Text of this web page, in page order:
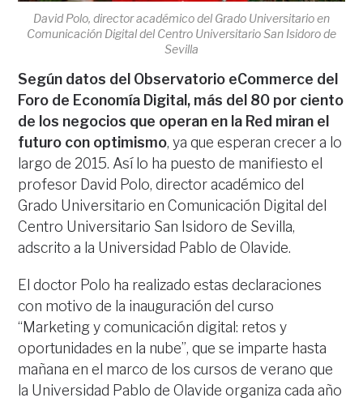
David Polo, director académico del Grado Universitario en
Comunicación Digital del Centro Universitario San Isidoro de
Sevilla
Según datos del Observatorio eCommerce del
Foro de Economía Digital, más del 80 por ciento
de los negocios que operan en la Red miran el
futuro con optimismo, ya que esperan crecer a lo
largo de 2015. Así lo ha puesto de manifiesto el
profesor David Polo, director académico del
Grado Universitario en Comunicación Digital del
Centro Universitario San Isidoro de Sevilla,
adscrito a la Universidad Pablo de Olavide.
El doctor Polo ha realizado estas declaraciones
con motivo de la inauguración del curso
“Marketing y comunicación digital: retos y
oportunidades en la nube”, que se imparte hasta
mañana en el marco de los cursos de verano que
la Universidad Pablo de Olavide organiza cada año